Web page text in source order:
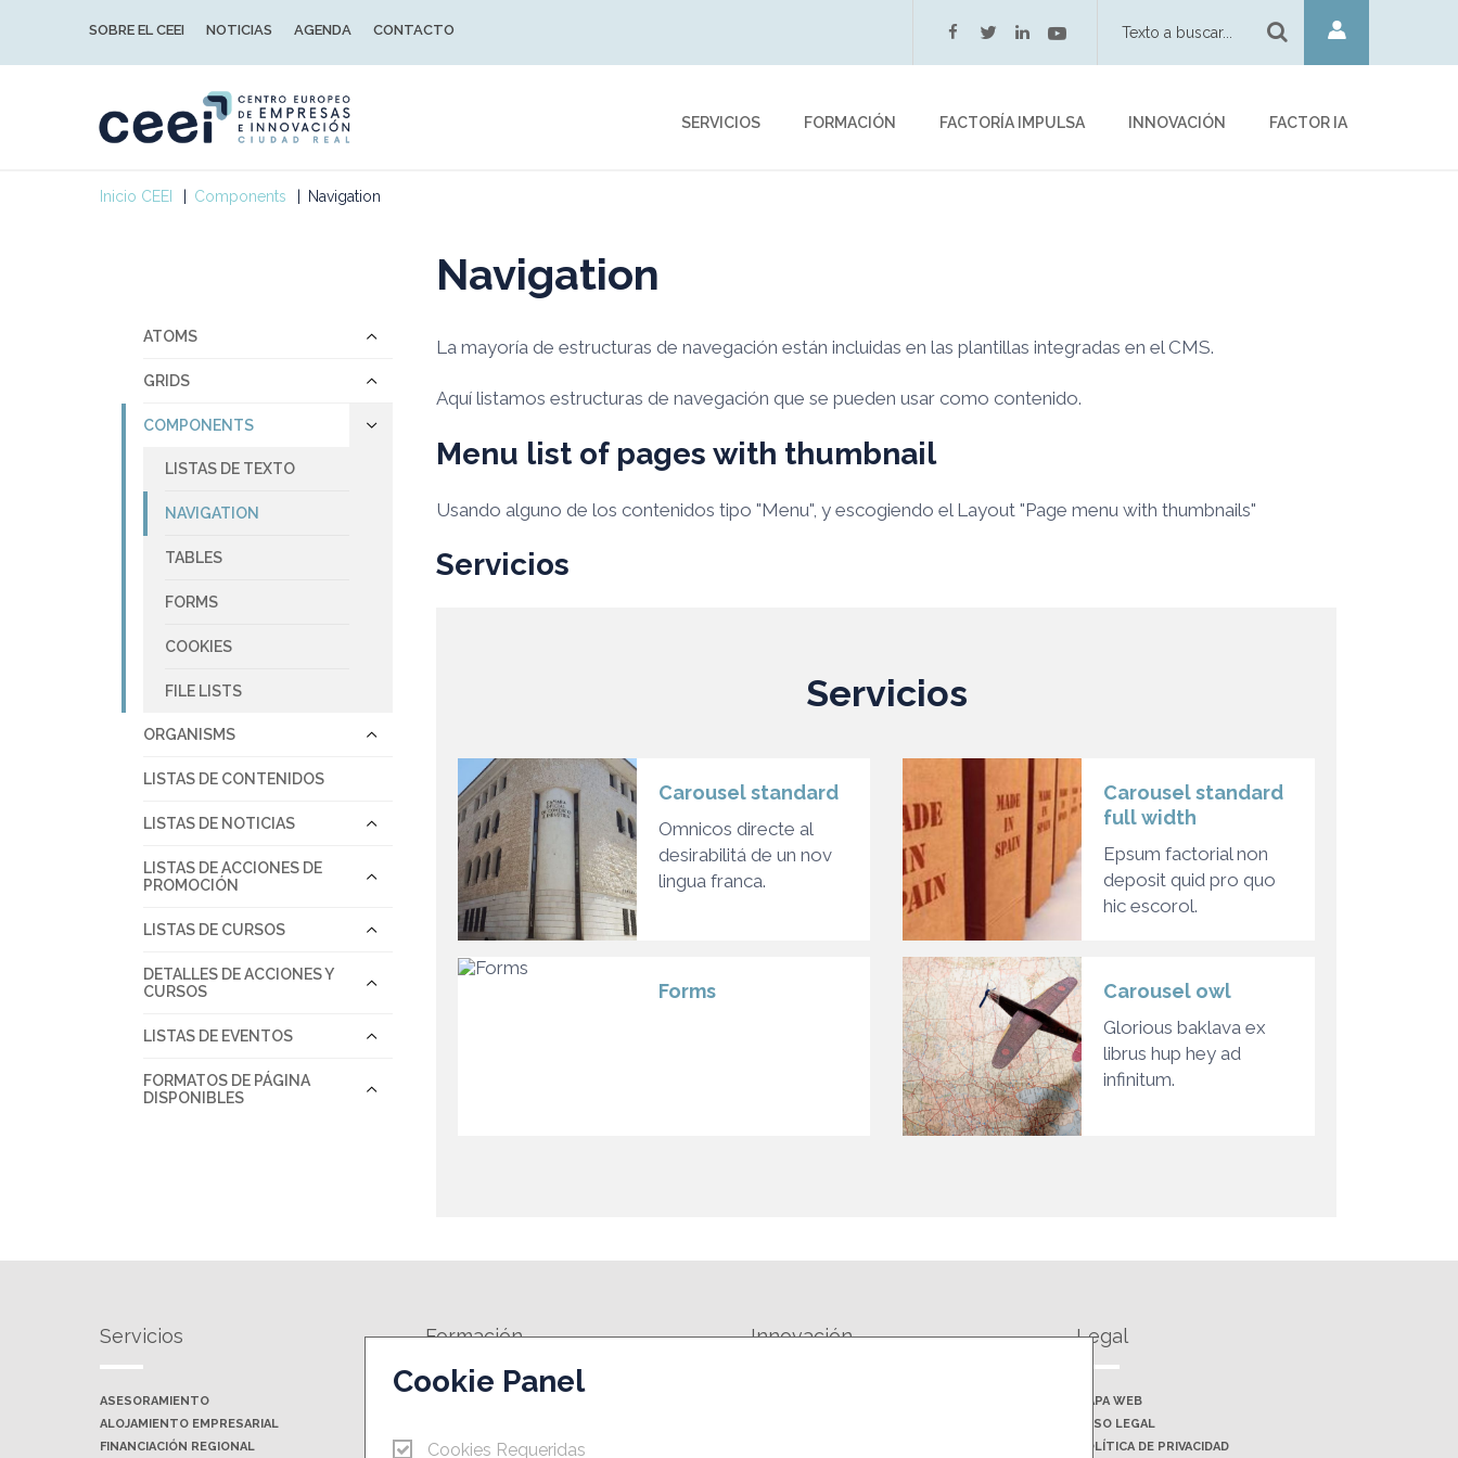
SOBRE EL CEEI NOTICIAS AGENDA CONTACTO facebook
twitterlinkedinyoutube
SERVICIOS FORMACIÓN FACTORÍA IMPULSA INNOVACIÓN FACTOR IA
Inicio CEEI Components Navigation
ATOMS
GRIDS
COMPONENTS
LISTAS DE TEXTO
NAVIGATION
TABLES
FORMS
COOKIES
FILE LISTS
ORGANISMS
LISTAS DE CONTENIDOS
LISTAS DE NOTICIAS
LISTAS DE ACCIONES DE
PROMOCIÓN
LISTAS DE CURSOS
DETALLES DE ACCIONES Y
CURSOS
LISTAS DE EVENTOS
FORMATOS DE PÁGINA
DISPONIBLES
Navigation
La mayoría de estructuras de navegación están incluidas en las plantillas integradas en el CMS.
Aquí listamos estructuras de navegación que se pueden usar como contenido.
Menu list of pages with thumbnail
Usando alguno de los contenidos tipo "Menu", y escogiendo el Layout "Page menu with thumbnails"
Servicios
Servicios
Carousel standard
Omnicos directe al
desirabilitá de un nov
lingua franca.
Carousel standard
full width
Epsum factorial non
deposit quid pro quo
hic escorol.
Forms Carousel owl
Glorious baklava ex
librus hup hey ad
infinitum.
Servicios
ASESORAMIENTO
ALOJAMIENTO EMPRESARIAL
FINANCIACIÓN REGIONAL
Formación Innovación Legal
MAPA WEB
AVISO LEGAL
POLÍTICA DE PRIVACIDAD
Cookie Panel
Cookies Requeridas